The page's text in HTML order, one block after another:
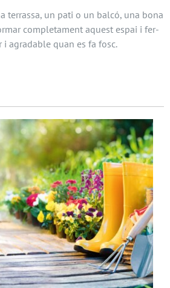
terrassa, un pati o un balcó, una bona
completament aquest espai i fer-
agradable quan es fa fosc.